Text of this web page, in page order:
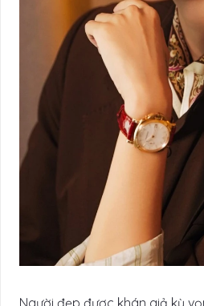
Người đẹp được khán giả kỳ